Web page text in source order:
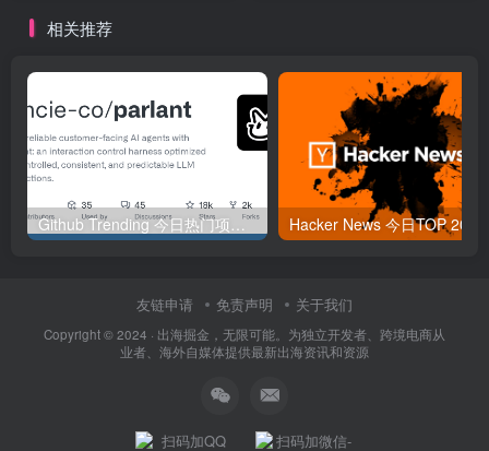
相关推荐
Github Trending 今日热门项目 | 2025-09-06
友链申请 免责声明 关于我们
Copyright © 2024 · 出海掘金，无限可能。为独立开发者、跨境电商从
业者、海外自媒体提供最新出海资讯和资源